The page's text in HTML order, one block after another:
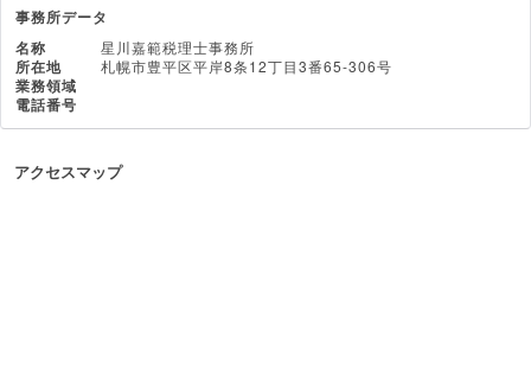
事務所データ
名称
星川嘉範税理士事務所
所在地 札幌市豊平区平岸8条12丁目3番65-306号
業務領域
電話番号
アクセスマップ